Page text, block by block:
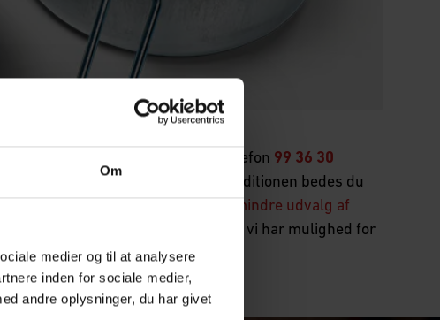
Om
medier og til at analysere
inden for sociale medier,
andre oplysninger, du har givet
vores kundeservice på telefon 99 36 30
du har brug for. For at lette ekspeditionen bedes du
Du finder et mindre udvalg af
du bare spørge kundeservice, da vi har mulighed for